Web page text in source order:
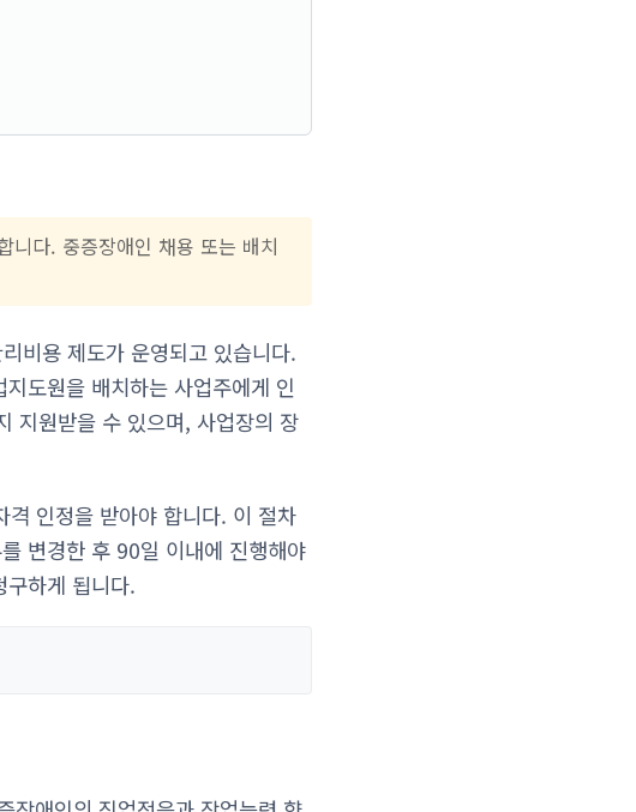
니다. 중증장애인 채용 또는 배치
비용 제도가 운영되고 있습니다.
도원을 배치하는 사업주에게 인
지원받을 수 있으며, 사업장의 장
격 인정을 받아야 합니다. 이 절차
변경한 후 90일 이내에 진행해야
하게 됩니다.